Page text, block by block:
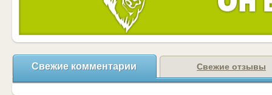
Свежие комментарии Свежие отзывы